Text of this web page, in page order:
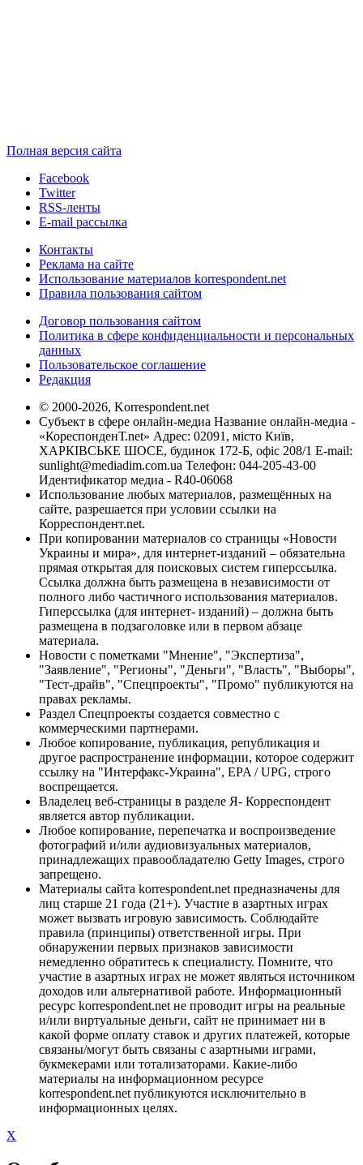
Полная версия сайта
Facebook
Twitter
RSS-ленты
E-mail рассылка
Контакты
Реклама на сайте
Использование материалов korrespondent.net
Правила пользования сайтом
Договор пользования сайтом
Политика в сфере конфиденциальности и персональных
данных
Пользовательское соглашение
Редакция
© 2000-2026, Korrespondent.net
Субъект в сфере онлайн-медиа Название онлайн-медиа -
«КореспонденТ.net» Адрес: 02091, місто Київ,
ХАРКІВСЬКЕ ШОСЕ, будинок 172-Б, офіс 208/1 E-mail:
sunlight@mediadim.com.ua Телефон: 044-205-43-00
Идентификатор медиа - R40-06068
Использование любых материалов, размещённых на
сайте, разрешается при условии ссылки на
Корреспондент.net.
При копировании материалов со страницы «Новости
Украины и мира», для интернет-изданий – обязательна
прямая открытая для поисковых систем гиперссылка.
Ссылка должна быть размещена в независимости от
полного либо частичного использования материалов.
Гиперссылка (для интернет- изданий) – должна быть
размещена в подзаголовке или в первом абзаце
материала.
Новости с пометками "Мнение", "Экспертиза",
"Заявление", "Регионы", "Деньги", "Власть", "Выборы",
"Тест-драйв", "Спецпроекты", "Промо" публикуются на
правах рекламы.
Раздел Спецпроекты создается совместно с
коммерческими партнерами.
Любое копирование, публикация, републикация и
другое распространение информации, которое содержит
ссылку на "Интерфакс-Украина", EPA / UPG, строго
воспрещается.
Владелец веб-страницы в разделе Я- Корреспондент
является автор публикации.
Любое копирование, перепечатка и воспроизведение
фотографий и/или аудиовизуальных материалов,
принадлежащих правообладателю Getty Images, строго
запрещено.
Материалы сайта korrespondent.net предназначены для
лиц старше 21 года (21+). Участие в азартных играх
может вызвать игровую зависимость. Соблюдайте
правила (принципы) ответственной игры. При
обнаружении первых признаков зависимости
немедленно обратитесь к специалисту. Помните, что
участие в азартных играх не может являться источником
доходов или альтернативой работе. Информационный
ресурс korrespondent.net не проводит игры на реальные
и/или виртуальные деньги, сайт не принимает ни в
какой форме оплату ставок и других платежей, которые
связаны/могут быть связаны с азартными играми,
букмекерами или тотализаторами. Какие-либо
материалы на информационном ресурсе
korrespondent.net публикуются исключительно в
информационных целях.
X